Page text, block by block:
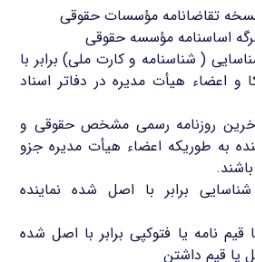
تقاضانامه مؤسسات حقوقی
اساسنامه مؤسسه حقوقی
( شناسنامه و کارت ملی) برابر با
و اعضاء هیأت مدیره در دفاتر اسناد
روزنامه رسمی مشخص حقوقی و
به طوریکه اعضاء هیأت مدیره جزو
برابر با اصل شده نماینده
قیم نامه یا فتوکپی برابر با اصل شده
یا قیم داشتن